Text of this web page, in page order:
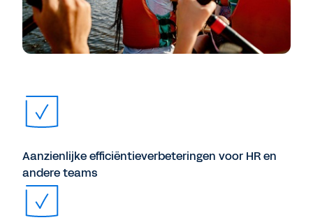
Aanzienlijke efficiëntieverbeteringen voor HR en
andere teams